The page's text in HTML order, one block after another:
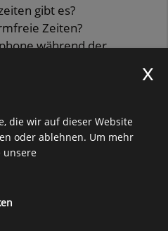
gibt es?
Zeiten?
während der
genutzt werden?
und was ist
Apps sind erlaubt? Was
Familie
die wir auf dieser Website
oder ablehnen. Um mehr
unsere